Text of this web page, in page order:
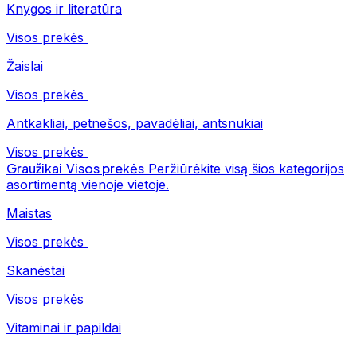
Knygos ir literatūra
Visos prekės
Žaislai
Visos prekės
Antkakliai, petnešos, pavadėliai, antsnukiai
Visos prekės
Graužikai Visos prekės Peržiūrėkite visą šios kategorijos
asortimentą vienoje vietoje.
Maistas
Visos prekės
Skanėstai
Visos prekės
Vitaminai ir papildai